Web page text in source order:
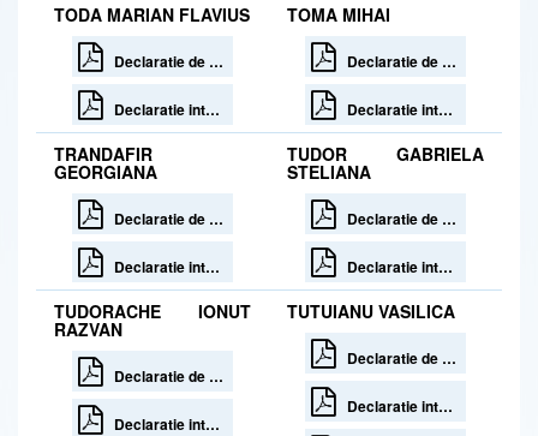
TODA MARIAN FLAVIUS
Declaratie de avere
Declaratie interese
TOMA MIHAI
Declaratie de avere
Declaratie interese
TRANDAFIR
GEORGIANA
Declaratie de avere 30 zile de la incetare
Declaratie interese 30 zile de la incetare
TUDOR GABRIELA
STELIANA
Declaratie de avere
Declaratie interese
TUDORACHE IONUT
RAZVAN
Declaratie de avere
Declaratie interese
TUTUIANU VASILICA
Declaratie de avere 30 zile de la incetare
Declaratie interese 30 zile de la incetare